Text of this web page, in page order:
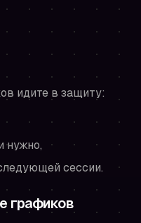
идите в защиту:
нужно,
сессии.
графиков